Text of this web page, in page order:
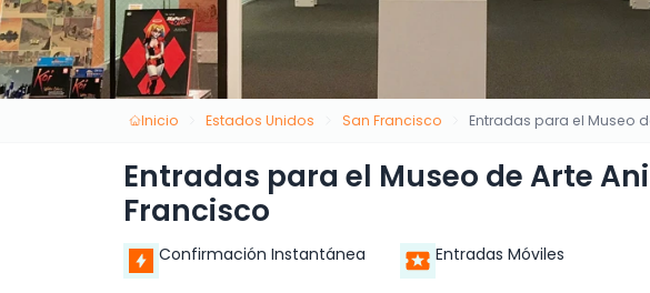
Inicio Estados Unidos San Francisco Entradas para el Museo
Entradas para el Museo de Arte
Francisco
Confirmación Instantánea Entradas Móviles